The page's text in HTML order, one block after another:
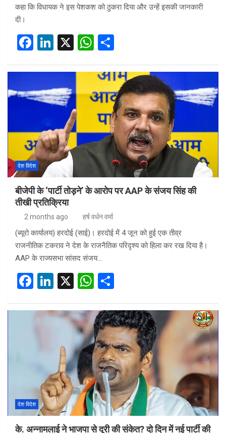
कहा कि विधायक ने इस पेशकश को ठुकरा दिया और उन्हें इसकी जानकारी
दी।
F
ce
b
o
k
Li
ke
dI
n
X
W
at
s
A
p
p
ar
e
देश विदेश
बीजेपी के ‘पार्टी तोड़ने’ के आरोप पर AAP के संजय सिंह की
तीखी प्रतिक्रिया
2 months ago हर्ष वर्धन वर्मा
(ब्यूरो कार्यालय) हरदोई (साई)। हरदोई में 4 जून को हुई एक तीव्र
राजनीतिक टकराव ने देश के राजनैतिक परिदृश्य को हिला कर रख दिया है।
AAP के राज्यसभा सांसद संजय…
F
ce
o
Li
ke
n
X
W
at
s
A
p
p
ar
e
देश विदेश
के. अन्नामलाई ने भाजपा से दूरी की संकेत? दो दिन में नई पार्टी की